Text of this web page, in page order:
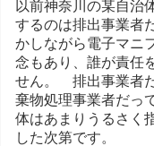
以前神奈川の某自治
するのは排出事業者
かしながら電子マニ
念もあり、誰が責任
せん。 排出事業者
棄物処理事業者だっ
体はあまりうるさく
した次第です。